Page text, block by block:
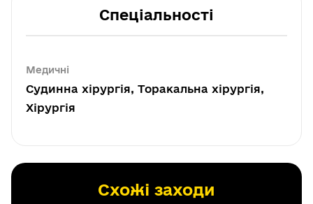
Спеціальності
Медичні
Судинна хірургія, Торакальна хірургія,
Хірургія
Схожі заходи